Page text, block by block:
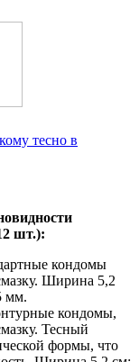
тесно в
шт.):
кондомы
Ширина 5,2
мм.
кондомы,
Тесный
формы, что